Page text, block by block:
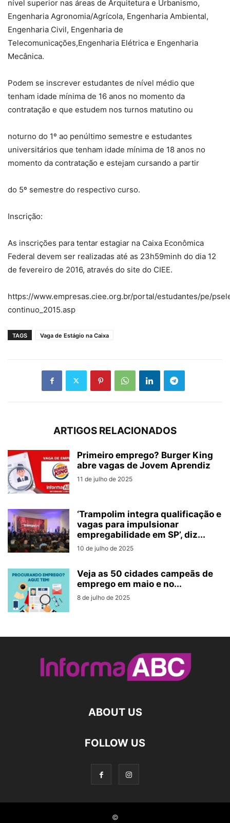
nível superior nas áreas de Arquitetura e Urbanismo,
Engenharia Agronomia/Agrícola, Engenharia Ambiental,
Engenharia Civil, Engenharia de
Telecomunicações,Engenharia Elétrica e Engenharia
Mecânica.
Podem se inscrever estudantes de nível médio que
tenham idade mínima de 16 anos no momento da
contratação e que estudem nos turnos matutino ou
noturno do 1º ao penúltimo semestre e estudantes
universitários que tenham idade mínima de 18 anos no
momento da contratação e estejam cursando a partir
do 5º semestre do respectivo curso.
Inscrição:
As inscrições para tentar estagiar na Caixa Econômica
Federal devem ser realizadas até as 23h59minh do dia 12
de fevereiro de 2016, através do site do CIEE.
https://www.empresas.ciee.org.br/portal/estudantes/pe/
continuo_2015.asp
TAGS Vaga de Estágio na Caixa
ARTIGOS RELACIONADOS
Primeiro emprego? Burger King
abre vagas de Jovem Aprendiz
11 de julho de 2025
‘Trampolim integra qualificação e
vagas para impulsionar
empregabilidade em SP’, diz...
10 de julho de 2025
Veja as 50 cidades campeãs de
emprego em maio e no...
8 de julho de 2025
ABOUT US
FOLLOW US
©